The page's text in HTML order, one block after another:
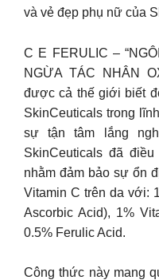
và vẻ đẹp phụ nữ của
C E FERULIC –
NGỪA TÁC NHÂN
được cả thế giới biết
SkinCeuticals trong
sự tận tâm lắng
SkinCeuticals đã
nhằm đảm bảo sự ổn
Vitamin C trên da với:
Ascorbic Acid), 1%
0.5% Ferulic Acid.
Công thức này mang